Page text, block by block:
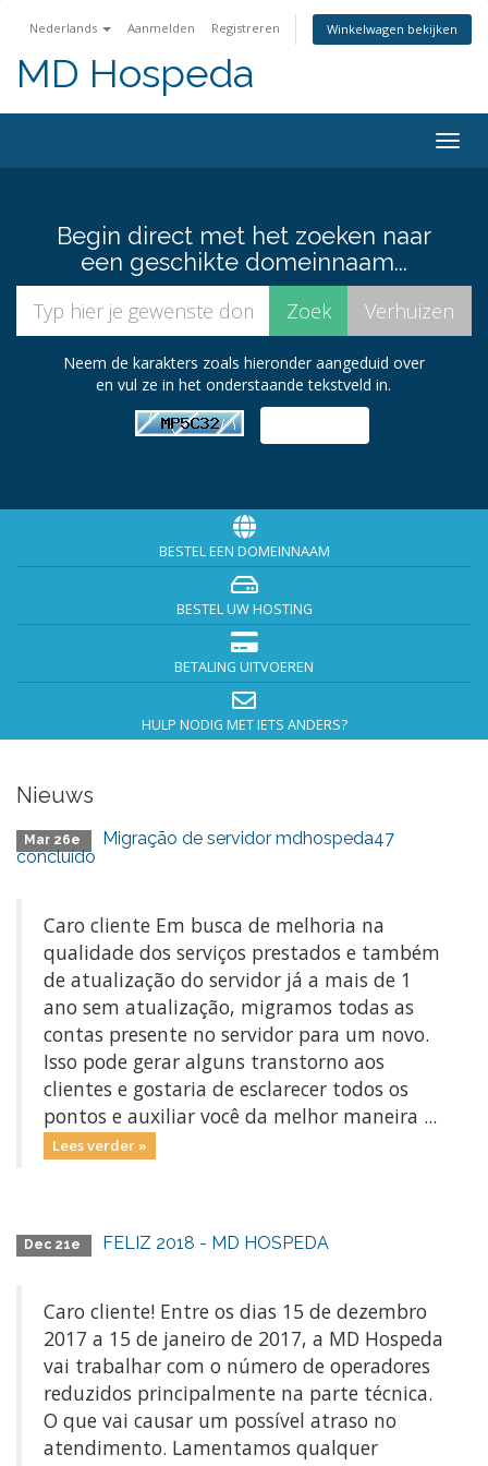
Nederlands Aanmelden Registreren Winkelwagen bekijken
MD Hospeda
in-/
Begin direct met het zoeken naar
een geschikte domeinnaam...
Neem de karakters zoals hieronder aangeduid over
en vul ze in het onderstaande tekstveld in.
BESTEL EEN DOMEINNAAM
BESTEL UW HOSTING
BETALING UITVOEREN
HULP NODIG MET IETS ANDERS?
Nieuws
Mar 26e
Migração de servidor mdhospeda47
concluído
Caro cliente Em busca de melhoria na
qualidade dos serviços prestados e também
de atualização do servidor já a mais de 1
ano sem atualização, migramos todas as
contas presente no servidor para um novo.
Isso pode gerar alguns transtorno aos
clientes e gostaria de esclarecer todos os
pontos e auxiliar você da melhor maneira ...
Lees verder »
Dec 21e FELIZ 2018 - MD HOSPEDA
Caro cliente! Entre os dias 15 de dezembro
2017 a 15 de janeiro de 2017, a MD Hospeda
vai trabalhar com o número de operadores
reduzidos principalmente na parte técnica.
O que vai causar um possível atraso no
atendimento. Lamentamos qualquer